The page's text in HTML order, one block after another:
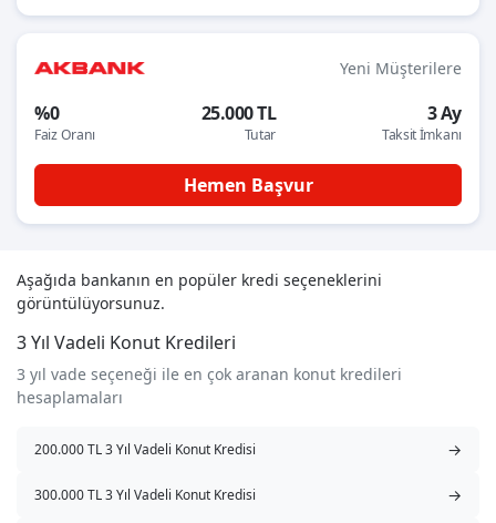
Yeni Müşterilere
%0
Faiz Oranı
25.000 TL
Tutar
3 Ay
Taksit İmkanı
Hemen Başvur
Aşağıda bankanın en popüler kredi seçeneklerini
görüntülüyorsunuz.
3 Yıl Vadeli Konut Kredileri
3 yıl vade seçeneği ile en çok aranan konut kredileri
hesaplamaları
200.000 TL 3 Yıl Vadeli Konut Kredisi →
300.000 TL 3 Yıl Vadeli Konut Kredisi →